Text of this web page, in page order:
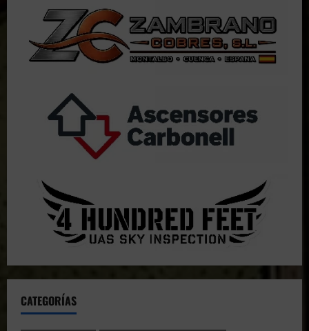
CATEGORÍAS